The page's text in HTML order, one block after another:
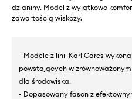
dzianiny. Model z wyjątkowo
zawartością wiskozy.
- Modele z linii Karl Cares
powstających w
dla środowiska.
- Dopasowany fason z